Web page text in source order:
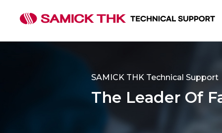
SAMICK THK Technical Support
The Leader Of